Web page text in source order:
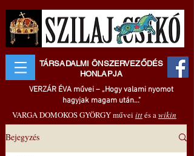
TÁRSADALMI ÖNSZERVEZŐDÉS
HONLAPJA
VERZÁR ÉVA művei – „Hogy valami nyomot
hagyjak magam után..."
VARGA DOMOKOS GYÖRGY művei ittés awikin
Bejegyzés